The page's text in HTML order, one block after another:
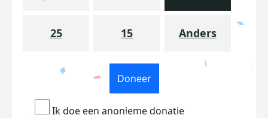
25 15 Anders
Doneer
Ik doe een anonieme donatie